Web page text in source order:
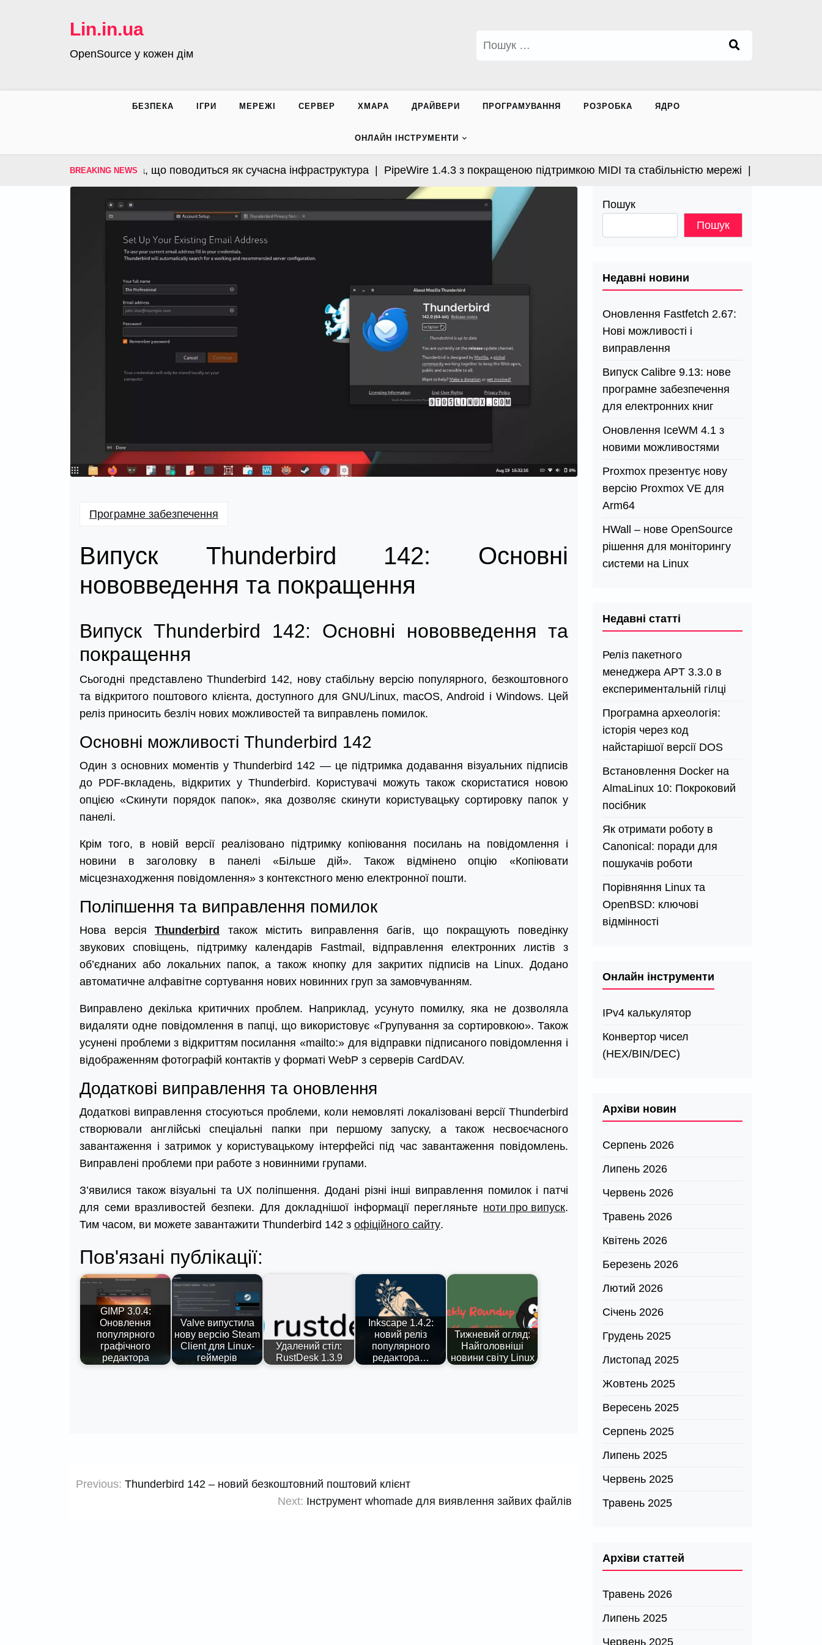
Lin.in.ua
OpenSource у кожен дім
БЕЗПЕКА ІГРИ МЕРЕЖІ СЕРВЕР ХМАРА ДРАЙВЕРИ ПРОГРАМУВАННЯ РОЗРОБКА ЯДРО
ОНЛАЙН ІНСТРУМЕНТИ
BREAKING NEWS
– операційна система, що поводиться як сучасна інфраструктура |PipeWire 1.4.3 з покращеною підтримкою MIDI та стабільністю мережі |Apple
Програмне забезпечення
Випуск Thunderbird 142: Основні
нововведення та покращення
Випуск Thunderbird 142: Основні нововведення та
покращення
Сьогодні представлено Thunderbird 142, нову стабільну версію популярного, безкоштовного
та відкритого поштового клієнта, доступного для GNU/Linux, macOS, Android і Windows. Цей
реліз приносить безліч нових можливостей та виправлень помилок.
Основні можливості Thunderbird 142
Один з основних моментів у Thunderbird 142 — це підтримка додавання візуальних підписів
до PDF-вкладень, відкритих у Thunderbird. Користувачі можуть також скористатися новою
опцією «Скинути порядок папок», яка дозволяє скинути користувацьку сортировку папок у
панелі.
Крім того, в новій версії реалізовано підтримку копіювання посилань на повідомлення і
новини в заголовку в панелі «Більше дій». Також відмінено опцію «Копіювати
місцезнаходження повідомлення» з контекстного меню електронної пошти.
Поліпшення та виправлення помилок
Нова версіяThunderbird також містить виправлення багів, що покращують поведінку
звукових сповіщень, підтримку календарів Fastmail, відправлення електронних листів з
об’єднаних або локальних папок, а також кнопку для закритих підписів на Linux. Додано
автоматичне алфавітне сортування нових новинних груп за замовчуванням.
Виправлено декілька критичних проблем. Наприклад, усунуто помилку, яка не дозволяла
видаляти одне повідомлення в папці, що використовує «Групування за сортировкою». Також
усунені проблеми з відкриттям посилання «mailto:» для відправки підписаного повідомлення і
відображенням фотографій контактів у форматі WebP з серверів CardDAV.
Додаткові виправлення та оновлення
Додаткові виправлення стосуються проблеми, коли немовляті локалізовані версії Thunderbird
створювали англійські спеціальні папки при першому запуску, а також несвоєчасного
завантаження і затримок у користувацькому інтерфейсі під час завантаження повідомлень.
Виправлені проблеми при работе з новинними групами.
З’явилися також візуальні та UX поліпшення. Додані різні інші виправлення помилок і патчі
для семи вразливостей безпеки. Для докладнішої інформації перегляньте ноти про випуск.
Тим часом, ви можете завантажити Thunderbird 142 з офіційного сайту.
Пов'язані публікації:
GIMP 3.0.4:
Оновлення
популярного
графічного
редактора
Valve випустила
нову версію Steam
Client для Linux-
геймерів
Удалений стіл:
RustDesk 1.3.9
Inkscape 1.4.2:
новий реліз
популярного
редактора…
Тижневий огляд:
Найголовніші
новини світу Linux
Навігація
Previous: Thunderbird 142 – новий безкоштовний поштовий клієнт
Next: Інструмент whomade для виявлення зайвих файлів
Пошук
Пошук
Недавні новини
Оновлення Fastfetch 2.67:
Нові можливості і
виправлення
Випуск Calibre 9.13: нове
програмне забезпечення
для електронних книг
Оновлення IceWM 4.1 з
новими можливостями
Proxmox презентує нову
версію Proxmox VE для
Arm64
HWall – нове OpenSource
рішення для моніторингу
системи на Linux
Недавні статті
Реліз пакетного
менеджера APT 3.3.0 в
експериментальній гілці
Програмна археологія:
історія через код
найстарішої версії DOS
Встановлення Docker на
AlmaLinux 10: Покроковий
посібник
Як отримати роботу в
Canonical: поради для
пошукачів роботи
Порівняння Linux та
OpenBSD: ключові
відмінності
Онлайн інструменти
IPv4 калькулятор
Конвертор чисел
(HEX/BIN/DEC)
Архіви новин
Серпень 2026
Липень 2026
Червень 2026
Травень 2026
Квітень 2026
Березень 2026
Лютий 2026
Січень 2026
Грудень 2025
Листопад 2025
Жовтень 2025
Вересень 2025
Серпень 2025
Липень 2025
Червень 2025
Травень 2025
Архіви статтей
Травень 2026
Липень 2025
Червень 2025